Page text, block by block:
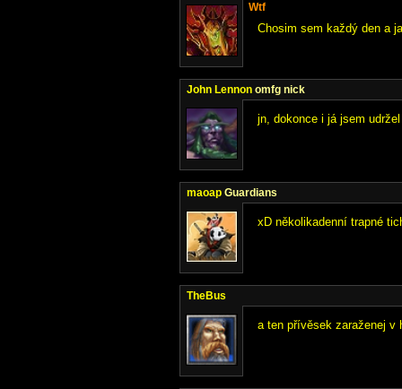
Wtf
Chosim sem každý den a
John Lennon omfg nick
jn, dokonce i já jsem
maoap Guardians
xD několikadenní trapné
TheBus
a ten přívěsek zaraženej v